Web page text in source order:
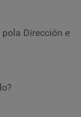
Dirección e